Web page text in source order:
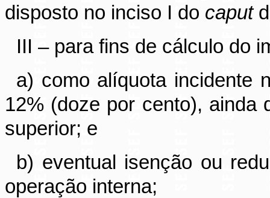
disposto no inciso I do caput
III – para fins de cálculo do
a) como alíquota incidente
12% (doze por cento), ainda
superior; e
b) eventual isenção ou
operação interna;